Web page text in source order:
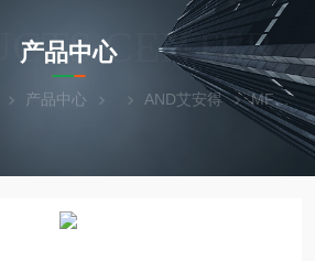
CENTER
产品中心
产品中心 AND艾安得 MF-53A工业精品AND艾安得 热干燥水分分析仪